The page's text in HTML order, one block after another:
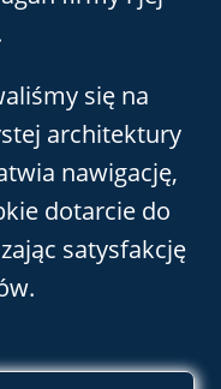
się na
architektury
nawigację,
dotarcie do
satysfakcję